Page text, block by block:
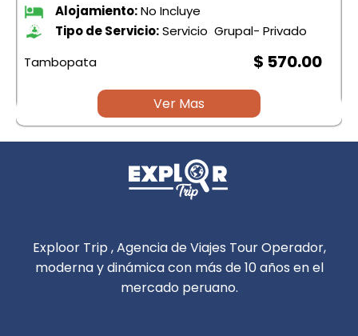
Alojamiento:No Incluye
Tipo de Servicio:Servicio Grupal- Privado
Tambopata
$ 570.00
Ver Mas
Exploor Trip , Agencia de Viajes Tour Operador,
moderna y dinámica con más de 10 años en el
mercado peruano.